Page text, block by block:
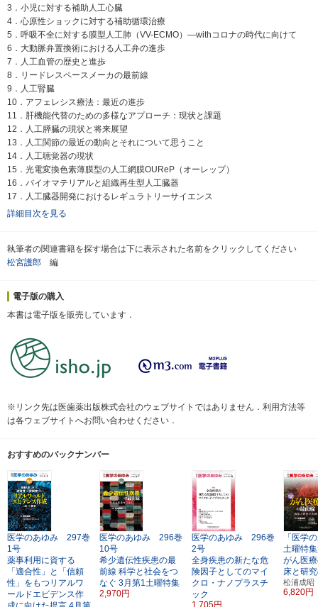
3．小児に対する補助人工心臓
4．心原性ショックに対する補助循環治療
5．呼吸不全に対する膜型人工肺（VV-ECMO）―withコロナの時代に向けて
6．大動脈弁置換術における人工弁の進歩
7．人工血管の歴史と進歩
8．リードレスペースメーカの最前線
9．人工腎臓
10．アフェレシス療法：最近の進歩
11．肝機能代替のための多様なアプローチ：現状と課題
12．人工膵臓の現状と将来展望
13．人工関節の最近の動向とそれについて思うこと
14．人工聴覚器の現状
15．光電変換色素薄膜型の人工網膜OUReP（オーレップ）
16．バイオマテリアルと組織再生型人工臓器
17．人工臓器開発におけるレギュラトリーサイエンス
詳細目次を見る
執筆者の関連書籍を探す場合は下に表示された名前をクリックしてください
松宮護郎 編
電子版の購入
本書は電子版を販売しています．
※リンク先は医歯薬出版株式会社のウェブサイトではありません．利用方法等
は各ウェブサイトへお問い合わせください．
おすすめのバックナンバー
医学のあゆみ 297巻
1号
薬事利用に資する
「適合性」と「信頼
性」をもつリアルワ
ールドエビデンス作
医学のあゆみ 296巻
10号
希少遺伝性疾患の最
前線 科学と社会をつ
なぐ 3月第1土曜特集
2,970円
医学のあゆみ 296巻
2号
全身疾患の新たな危
険因子としてのマイ
クロ・ナノプラスチ
ック
1,705円
「医学
土曜特
がん医
床と研
松浦成
6,820円